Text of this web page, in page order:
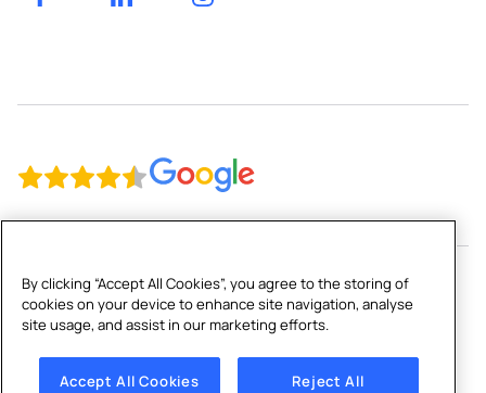
Copyright © 2026 Culligan
By clicking “Accept All Cookies”, you agree to the storing of
cookies on your device to enhance site navigation, analyse
site usage, and assist in our marketing efforts.
Accept All Cookies Reject All